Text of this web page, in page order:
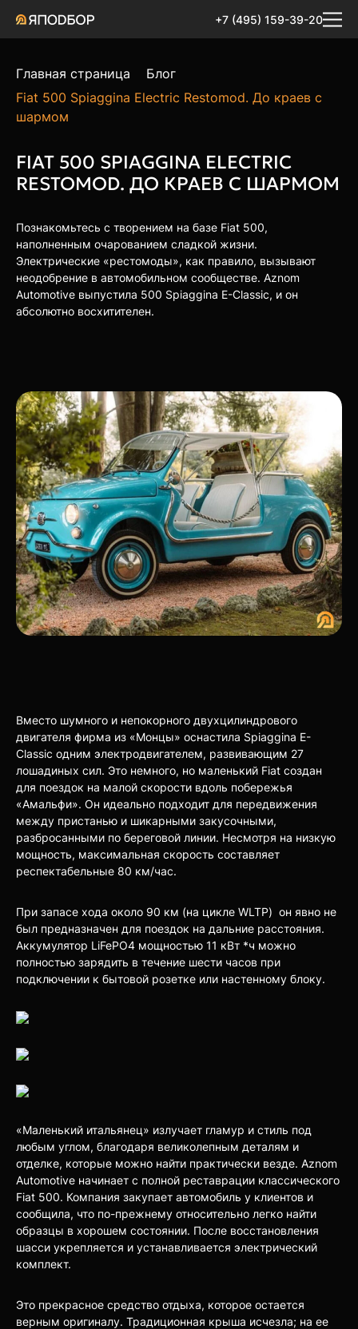
+7 (495) 159-39-20
Главная страница
Блог
Fiat 500 Spiaggina Electric Restomod. До краев с
шармом
FIAT 500 SPIAGGINA ELECTRIC
RESTOMOD. ДО КРАЕВ С ШАРМОМ
Познакомьтесь с творением на базе Fiat 500,
наполненным очарованием сладкой жизни.
Электрические «рестомоды», как правило, вызывают
неодобрение в автомобильном сообществе. Aznom
Automotive выпустила 500 Spiaggina E-Classic, и он
абсолютно восхитителен.
Вместо шумного и непокорного двухцилиндрового
двигателя фирма из «Монцы» оснастила Spiaggina E-
Classic одним электродвигателем, развивающим 27
лошадиных сил. Это немного, но маленький Fiat создан
для поездок на малой скорости вдоль побережья
«Амальфи». Он идеально подходит для передвижения
между пристанью и шикарными закусочными,
разбросанными по береговой линии. Несмотря на низкую
мощность, максимальная скорость составляет
респектабельные 80 км/час.
При запасе хода около 90 км (на цикле WLTP) он явно не
был предназначен для поездок на дальние расстояния.
Аккумулятор LiFePO4 мощностью 11 кВт *ч можно
полностью зарядить в течение шести часов при
подключении к бытовой розетке или настенному блоку.
«Маленький итальянец» излучает гламур и стиль под
любым углом, благодаря великолепным деталям и
отделке, которые можно найти практически везде. Aznom
Automotive начинает с полной реставрации классического
Fiat 500. Компания закупает автомобиль у клиентов и
сообщила, что по-прежнему относительно легко найти
образцы в хорошем состоянии. После восстановления
шасси укрепляется и устанавливается электрический
комплект.
Это прекрасное средство отдыха, которое остается
верным оригиналу. Традиционная крыша исчезла; на ее